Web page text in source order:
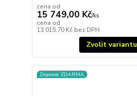
cena od
15 749,00 Kč/ks
cena od
13 015,70 Kč bez DPH
Zvolit variantu
Doprava ZDARMA